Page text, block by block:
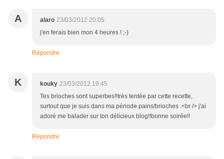
A alaro 23/03/2012 20:05
j'en ferais bien mon 4 heures ! ;-)
Répondre
K kouky 23/03/2012 19:45
Tes brioches sont superbes!!très tentée par cette recette,
surtout que je suis dans ma période pains/brioches .<br /> j'ai
adoré me balader sur ton délicieux blog!!bonne soirée!!
Répondre